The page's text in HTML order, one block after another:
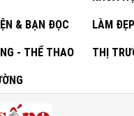
& BẠN ĐỌC LÀM
- THỂ THAO THỊ